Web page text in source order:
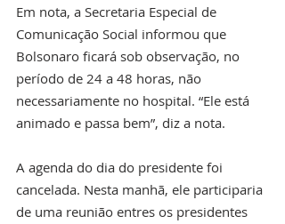
Em nota, a Secretaria Especial de
Comunicação Social informou que
Bolsonaro ficará sob observação, no
período de 24 a 48 horas, não
necessariamente no hospital. “Ele está
animado e passa bem”, diz a nota.
A agenda do dia do presidente foi
cancelada. Nesta manhã, ele participaria
de uma reunião entres os presidentes